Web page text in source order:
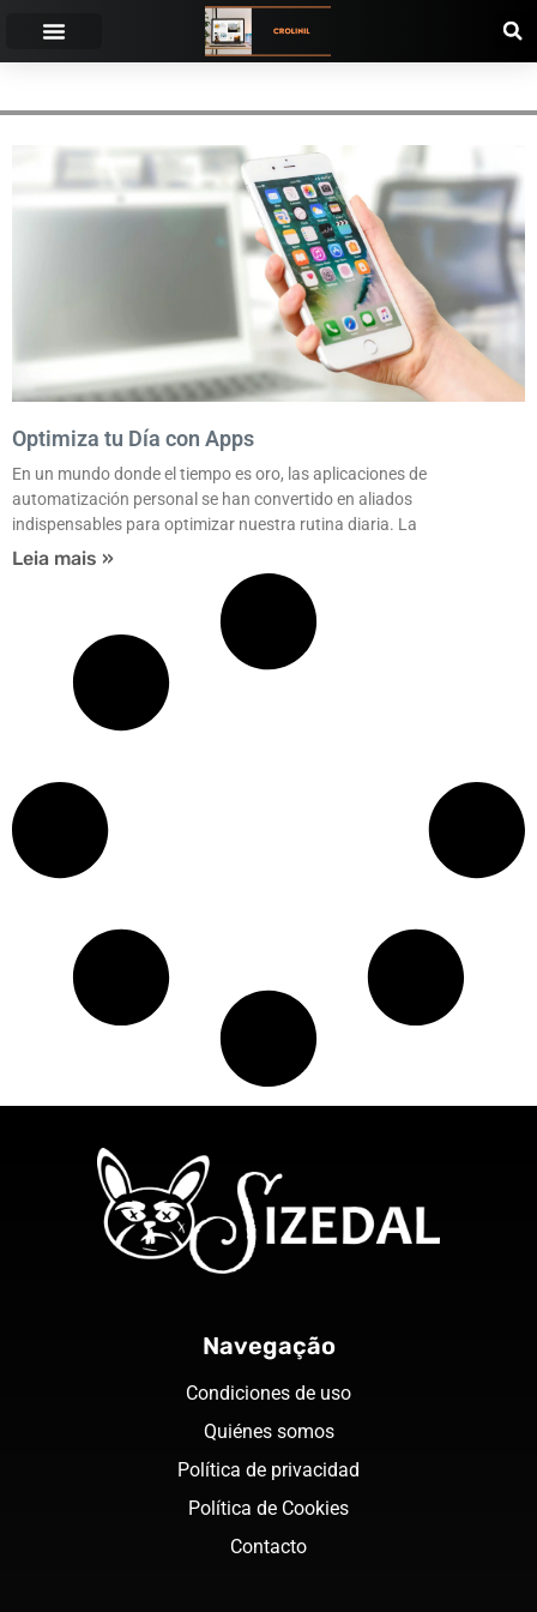
Optimiza tu Día con Apps
En un mundo donde el tiempo es oro, las aplicaciones de
automatización personal se han convertido en aliados
indispensables para optimizar nuestra rutina diaria. La
Leia mais »
Navegação
Condiciones de uso
Quiénes somos
Política de privacidad
Política de Cookies
Contacto